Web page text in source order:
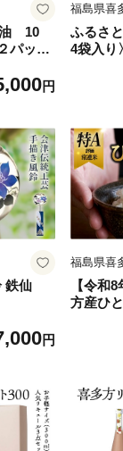
油 10
パッ
産 生
円
福島県喜
ふるさ
4袋入
鉄仙
円
福島県喜
【令和
方産ひ